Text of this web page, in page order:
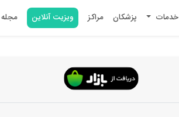
خدمات پزشکان مراکز ویزیت آنلاین مجله